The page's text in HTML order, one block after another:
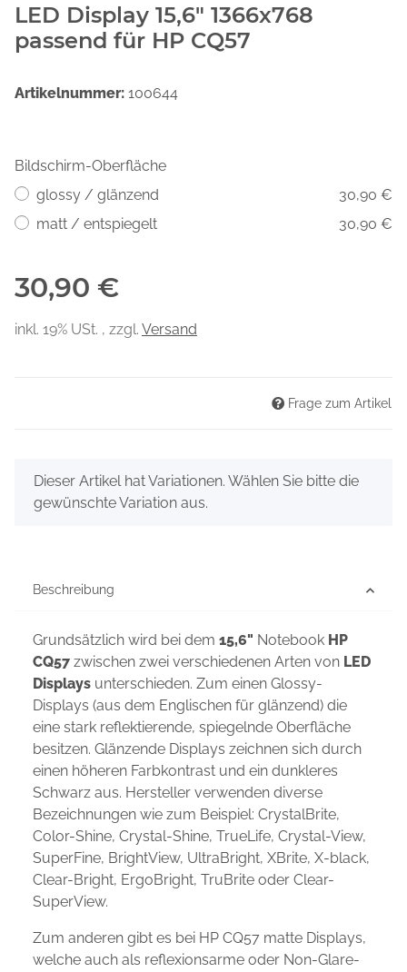
LED Display 15,6" 1366x768
passend für HP CQ57
Artikelnummer: 100644
Bildschirm-Oberfläche
glossy / glänzend
30,90 €
matt / entspiegelt
30,90 €
30,90 €
inkl. 19% USt. , zzgl. Versand
Frage zum Artikel
x
Dieser Artikel hat Variationen. Wählen Sie bitte die
gewünschte Variation aus.
Beschreibung
Grundsätzlich wird bei dem 15,6" Notebook HP
CQ57 zwischen zwei verschiedenen Arten von LED
Displays unterschieden. Zum einen Glossy-
Displays (aus dem Englischen für glänzend) die
eine stark reflektierende, spiegelnde Oberfläche
besitzen. Glänzende Displays zeichnen sich durch
einen höheren Farbkontrast und ein dunkleres
Schwarz aus. Hersteller verwenden diverse
Bezeichnungen wie zum Beispiel: CrystalBrite,
Color-Shine, Crystal-Shine, TrueLife, Crystal-View,
SuperFine, BrightView, UltraBright, XBrite, X-black,
Clear-Bright, ErgoBright, TruBrite oder Clear-
SuperView.
Zum anderen gibt es bei HP CQ57 matte Displays,
welche auch als reflexionsarme oder Non-Glare-